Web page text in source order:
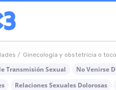
/ Ginecología y obstetricia o
Transmisión Sexual
No Venirse
Relaciones Sexuales Dolorosas